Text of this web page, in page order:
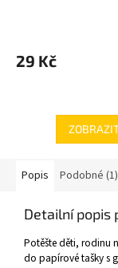
29 Kč
Popis Podobné (1)
Detailní popis
Potěšte děti, rodinu
do papírové tašky s